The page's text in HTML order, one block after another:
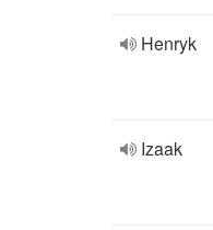
Henryk
Izaak